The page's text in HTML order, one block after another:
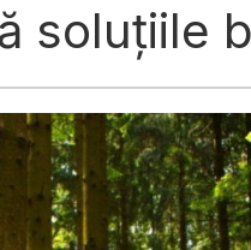
soluțiile